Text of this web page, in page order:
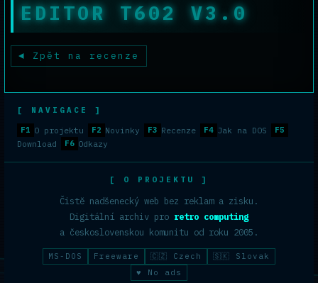
EDITOR T602 V3.0
Zpět na recenze
[ NAVIGACE ]
F1 O projektu F2 Novinky F3 Recenze F4 Jak na DOS F5
Download F6 Odkazy
[ O PROJEKTU ]
Čistě nadšenecký web bez reklam a zisku.
Digitální archiv pro retro computing
a československou komunitu od roku 2005.
MS-DOS Freeware 🇨🇿 Czech
🇸🇰 Slovak
♥ No ads